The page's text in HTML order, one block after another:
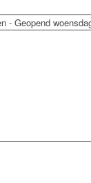
- Geopend